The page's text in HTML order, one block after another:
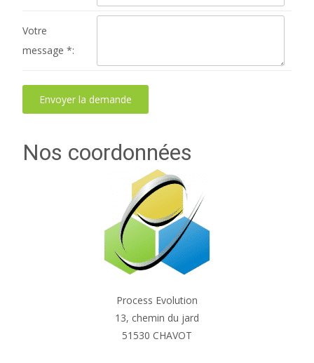
Votre
message *:
Nos coordonnées
Process Evolution
13, chemin du jard
51530 CHAVOT